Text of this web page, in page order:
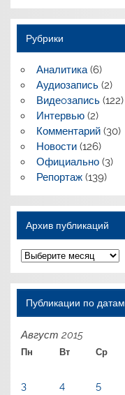
Рубрики
Аналитика(6)
Аудиозапись(2)
Видеoзапись(122)
Интервью(2)
Комментарий(30)
Новости(126)
Официально(3)
Репортаж(139)
Архив публикаций
Архив
публикаций
Публикации по датам
Август 2015
Пн Вт Ср
3
4 5